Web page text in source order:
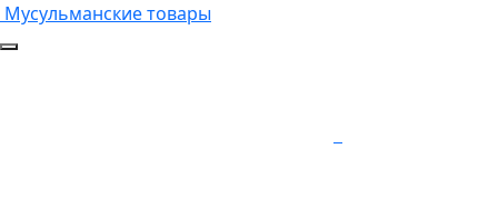
Мусульманские товары